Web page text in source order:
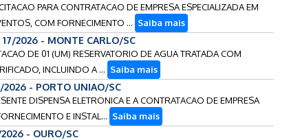
PARA CONTRATACAO DE EMPRESA ESPECIALIZADA EM
COM FORNECIMENTO ... Saiba mais
17/2026 - MONTE CARLO/SC
DE 01 (UM) RESERVATORIO DE AGUA TRATADA COM
INCLUINDO A ... Saiba mais
2026 - PORTO UNIAO/SC
DISPENSA ELETRONICA E A CONTRATACAO DE EMPRESA
E INSTAL... Saiba mais
2026 - OURO/SC